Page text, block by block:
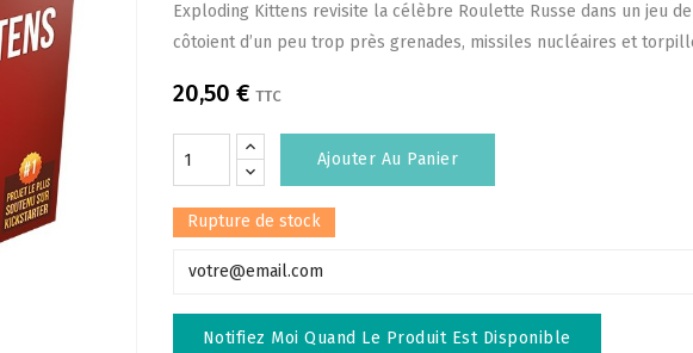
Exploding Kittens revisite la célèbre Roulette Russe dans un jeu
côtoient d’un peu trop près grenades, missiles nucléaires et
20,50 € TTC
Ajouter Au Panier
Rupture de stock
Notifiez Moi Quand Le Produit Est Disponible